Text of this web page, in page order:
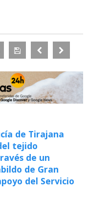
de Tirajana
tejido
de un
de Gran
del Servicio